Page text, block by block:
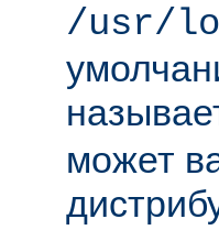
/usr/
может